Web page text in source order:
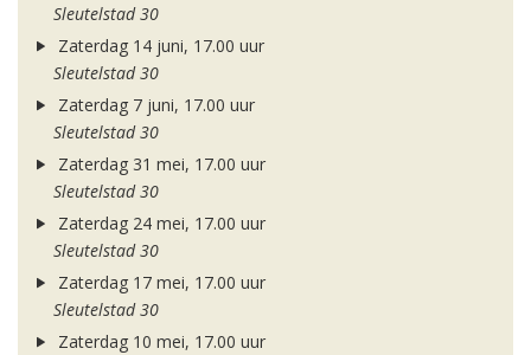
Sleutelstad 30
Zaterdag 14 juni, 17.00 uur
Sleutelstad 30
Zaterdag 7 juni, 17.00 uur
Sleutelstad 30
Zaterdag 31 mei, 17.00 uur
Sleutelstad 30
Zaterdag 24 mei, 17.00 uur
Sleutelstad 30
Zaterdag 17 mei, 17.00 uur
Sleutelstad 30
Zaterdag 10 mei, 17.00 uur